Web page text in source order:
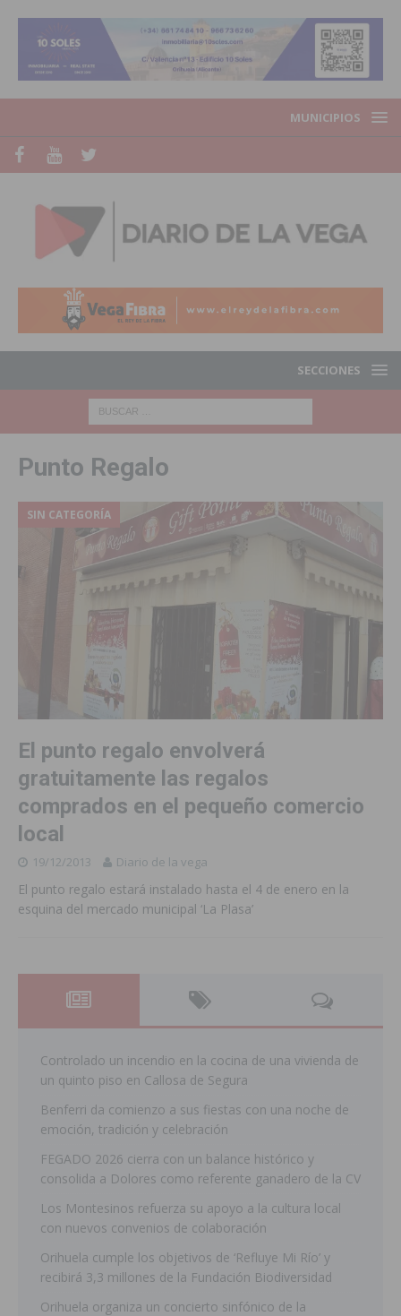
MUNICIPIOS
SECCIONES
Punto Regalo
SIN CATEGORÍA
El punto regalo envolverá
gratuitamente las regalos
comprados en el pequeño comercio
local
19/12/2013 Diario de la vega
El punto regalo estará instalado hasta el 4 de enero en la
esquina del mercado municipal ‘La Plasa’
Controlado un incendio en la cocina de una vivienda de
un quinto piso en Callosa de Segura
Benferri da comienzo a sus fiestas con una noche de
emoción, tradición y celebración
FEGADO 2026 cierra con un balance histórico y
consolida a Dolores como referente ganadero de la CV
Los Montesinos refuerza su apoyo a la cultura local
con nuevos convenios de colaboración
Orihuela cumple los objetivos de ‘Refluye Mi Río’ y
recibirá 3,3 millones de la Fundación Biodiversidad
Orihuela organiza un concierto sinfónico de la